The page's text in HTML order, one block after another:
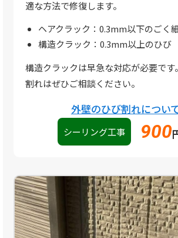
適な方法で修復します。
ヘアクラック：0.3mm以下のごく
構造クラック：0.3mm以上のひび
構造クラックは早急な対応が必要で
割れはぜひご相談ください。
外壁のひび割れについ
シーリング工事 900